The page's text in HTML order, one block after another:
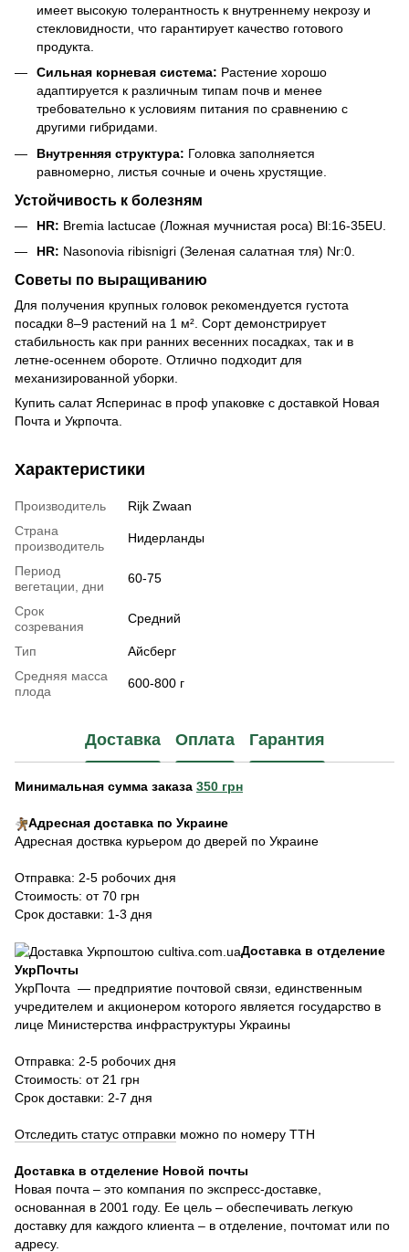
имеет высокую толерантность к внутреннему некрозу и
стекловидности, что гарантирует качество готового
продукта.
Сильная корневая система: Растение хорошо
адаптируется к различным типам почв и менее
требовательно к условиям питания по сравнению с
другими гибридами.
Внутренняя структура: Головка заполняется
равномерно, листья сочные и очень хрустящие.
Устойчивость к болезням
HR: Bremia lactucae (Ложная мучнистая роса) Bl:16-35EU.
HR: Nasonovia ribisnigri (Зеленая салатная тля) Nr:0.
Советы по выращиванию
Для получения крупных головок рекомендуется густота
посадки 8–9 растений на 1 м². Сорт демонстрирует
стабильность как при ранних весенних посадках, так и в
летне-осеннем обороте. Отлично подходит для
механизированной уборки.
Купить салат Ясперинас в проф упаковке с доставкой Новая
Почта и Укрпочта.
Характеристики
Производитель
Rijk Zwaan
Страна
производитель
Нидерланды
Период
вегетации, дни
60-75
Срок
созревания
Средний
Тип
Айсберг
Средняя масса
плода
600-800 г
Доставка Оплата Гарантия
Минимальная сумма заказа 350 грн
Адресная доставка по Украине
Адресная доствка курьером до дверей по Украине
Отправка: 2-5 робочих дня
Стоимость: от 70 грн
Срок доставки: 1-3 дня
Доставка в отделение
УкрПочты
УкрПочта — предприятие почтовой связи, единственным
учредителем и акционером которого является государство в
лице Министерства инфраструктуры Украины
Отправка: 2-5 робочих дня
Стоимость: от 21 грн
Срок доставки: 2-7 дня
Отследить статус отправки можно по номеру ТТН
Доставка в отделение Новой почты
Новая почта – это компания по экспресс-доставке,
основанная в 2001 году. Ее цель – обеспечивать легкую
доставку для каждого клиента – в отделение, почтомат или по
адресу.